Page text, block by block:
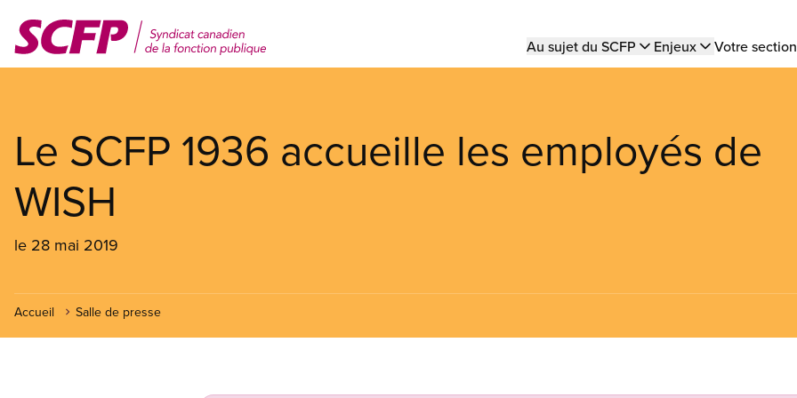
contenu
Main
Au sujet du SCFP Enjeux Votre
Le SCFP 1936 accueille les employés de
WISH
le 28 mai 2019
Accueil Salle de presse